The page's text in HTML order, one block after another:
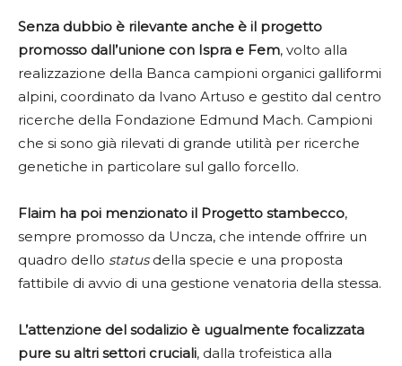
Senza dubbio è rilevante anche è il progetto
promosso dall’unione con Ispra e Fem, volto alla
realizzazione della Banca campioni organici galliformi
alpini, coordinato da Ivano Artuso e gestito dal centro
ricerche della Fondazione Edmund Mach. Campioni
che si sono già rilevati di grande utilità per ricerche
genetiche in particolare sul gallo forcello.
Flaim ha poi menzionato il Progetto stambecco,
sempre promosso da Uncza, che intende offrire un
quadro dello statusdella specie e una proposta
fattibile di avvio di una gestione venatoria della stessa.
L’attenzione del sodalizio è ugualmente focalizzata
pure su altri settori cruciali, dalla trofeistica alla